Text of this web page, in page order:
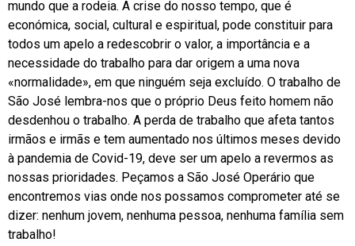
mundo que a rodeia. A crise do nosso tempo, que é
económica, social, cultural e espiritual, pode constituir para
todos um apelo a redescobrir o valor, a importância e a
necessidade do trabalho para dar origem a uma nova
«normalidade», em que ninguém seja excluído. O trabalho de
São José lembra-nos que o próprio Deus feito homem não
desdenhou o trabalho. A perda de trabalho que afeta tantos
irmãos e irmãs e tem aumentado nos últimos meses devido
à pandemia de Covid-19, deve ser um apelo a revermos as
nossas prioridades. Peçamos a São José Operário que
encontremos vias onde nos possamos comprometer até se
dizer: nenhum jovem, nenhuma pessoa, nenhuma família sem
trabalho!